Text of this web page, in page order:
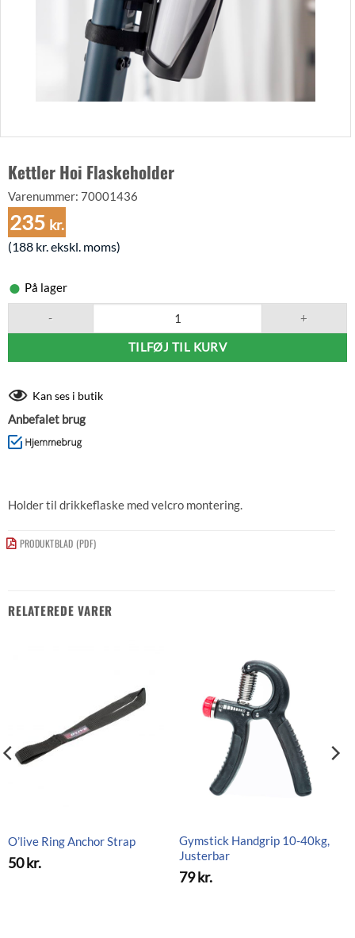
Kettler Hoi Flaskeholder
Varenummer: 70001436
235 kr.
(188 kr.ekskl. moms)
På lager
TILFØJ TIL KURV
Kan ses i butik
Anbefalet brug
Holder til drikkeflaske med velcro montering.
PRODUKTBLAD (PDF)
RELATEREDE VARER
O’live Ring Anchor Strap
50kr.
Gymstick Handgrip 10-40kg,
Justerbar
79kr.